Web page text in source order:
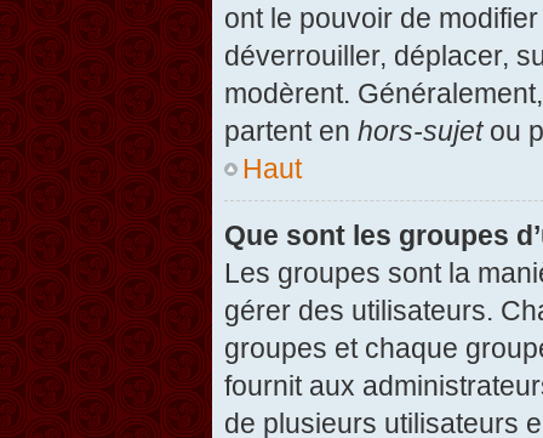
ont le pouvoir de
déverrouiller, déplacer,
modèrent.
partent en hors-sujetou
Haut
Que sont les groupes
Les groupes sont la
gérer des utilisateurs.
groupes et chaque
fournit aux
de plusieurs utilisateurs